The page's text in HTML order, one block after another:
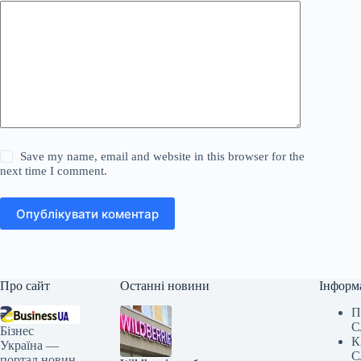
Save my name, email and website in this browser for the
next time I comment.
Опублікувати коментар
Про сайт
Бізнес
Україна —
Останні новини